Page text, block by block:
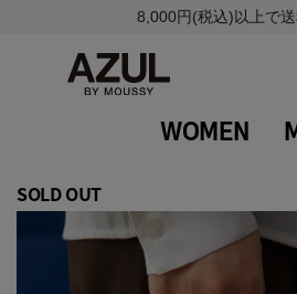
8,000円(税込)以上で送
WOMEN
SOLD OUT